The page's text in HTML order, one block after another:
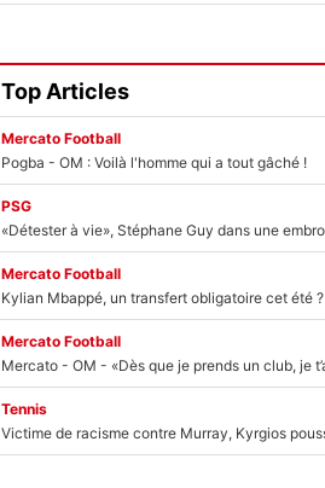
Top Articles
Mercato Football
Pogba - OM : Voilà l'homme qui a tout gâché !
PSG
Mercato Football
Kylian Mbappé, un transfert obligatoire cet été ?
Mercato Football
Tennis